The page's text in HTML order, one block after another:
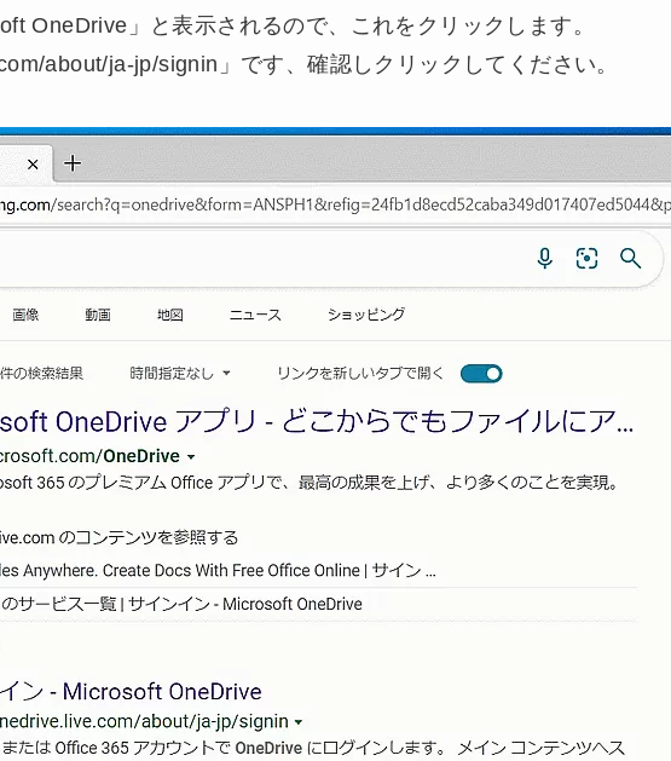
OneDrive」と表示されるので、これをクリックします。
about/ja-jp/signin」です、確認しクリックしてください。